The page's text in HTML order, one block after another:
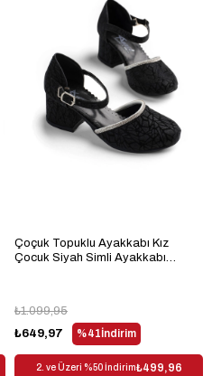
Çoçuk Topuklu Ayakkabı Kız
Çocuk Siyah Simli Ayakkabı
%41İndirim
₺649,97
₺1.099,95
2. ve Üzeri %50 İndirim₺499,96